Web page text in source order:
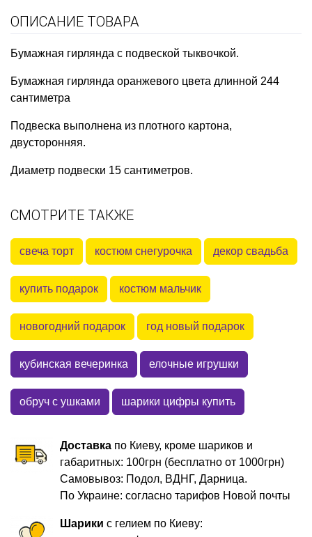
ОПИСАНИЕ ТОВАРА
Бумажная гирлянда с подвеской тыквочкой.
Бумажная гирлянда оранжевого цвета длинной 244
сантиметра
Подвеска выполнена из плотного картона,
двусторонняя.
Диаметр подвески 15 сантиметров.
СМОТРИТЕ ТАКЖЕ
свеча торт костюм снегурочка декор свадьба
купить подарок костюм мальчик
новогодний подарок год новый подарок
кубинская вечеринка елочные игрушки
обруч с ушками шарики цифры купить
Доставка по Киеву, кроме шариков и
габаритных: 100грн (бесплатно от 1000грн)
Самовывоз: Подол, ВДНГ, Дарница.
По Украине: согласно тарифов Новой почты
Шарики с гелием по Киеву: